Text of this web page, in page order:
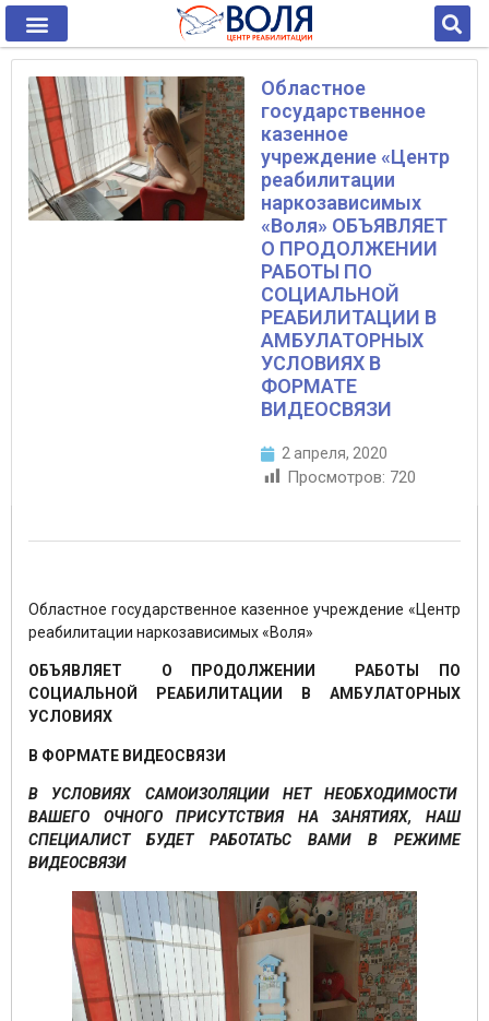
Областное
государственное
казенное
учреждение «Центр
реабилитации
наркозависимых
«Воля» ОБЪЯВЛЯЕТ
О ПРОДОЛЖЕНИИ
РАБОТЫ ПО
СОЦИАЛЬНОЙ
РЕАБИЛИТАЦИИ В
АМБУЛАТОРНЫХ
УСЛОВИЯХ В
ФОРМАТЕ
ВИДЕОСВЯЗИ
2 апреля, 2020
Просмотров: 720
Областное государственное казенное учреждение «Центр
реабилитации наркозависимых «Воля»
ОБЪЯВЛЯЕТ О ПРОДОЛЖЕНИИ РАБОТЫ ПО
СОЦИАЛЬНОЙ РЕАБИЛИТАЦИИ В АМБУЛАТОРНЫХ
УСЛОВИЯХ
В ФОРМАТЕ ВИДЕОСВЯЗИ
В УСЛОВИЯХ САМОИЗОЛЯЦИИ НЕТ НЕОБХОДИМОСТИ
ВАШЕГО ОЧНОГО ПРИСУТСТВИЯ НА ЗАНЯТИЯХ, НАШ
СПЕЦИАЛИСТ БУДЕТ РАБОТАТЬС ВАМИ В РЕЖИМЕ
ВИДЕОСВЯЗИ